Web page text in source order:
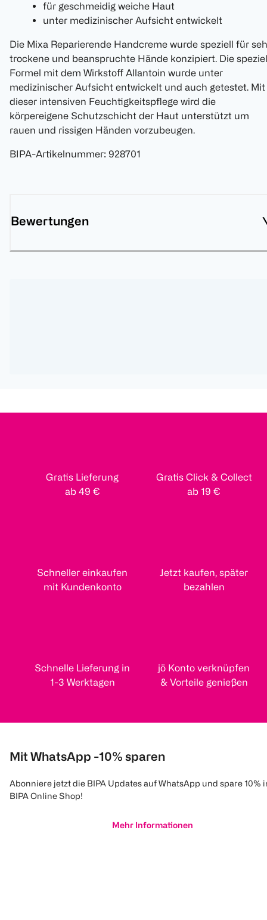
für geschmeidig weiche Haut
unter medizinischer Aufsicht entwickelt
Die Mixa Reparierende Handcreme wurde speziell für
trockene und beanspruchte Hände konzipiert. Die
Formel mit dem Wirkstoff Allantoin wurde unter
medizinischer Aufsicht entwickelt und auch getestet. Mit
dieser intensiven Feuchtigkeitspflege wird die
körpereigene Schutzschicht der Haut unterstützt um
rauen und rissigen Händen vorzubeugen.
BIPA-Artikelnummer: 928701
Bewertungen
Gratis Lieferung
ab 49 €
Gratis Click & Collect
ab 19 €
Schneller einkaufen
mit Kundenkonto
Jetzt kaufen, später
bezahlen
Schnelle Lieferung in
1-3 Werktagen
jö Konto verknüpfen
& Vorteile genießen
Mit WhatsApp -10% sparen
Abonniere jetzt die BIPA Updates auf WhatsApp und spare 10%
BIPA Online Shop!
Mehr Informationen